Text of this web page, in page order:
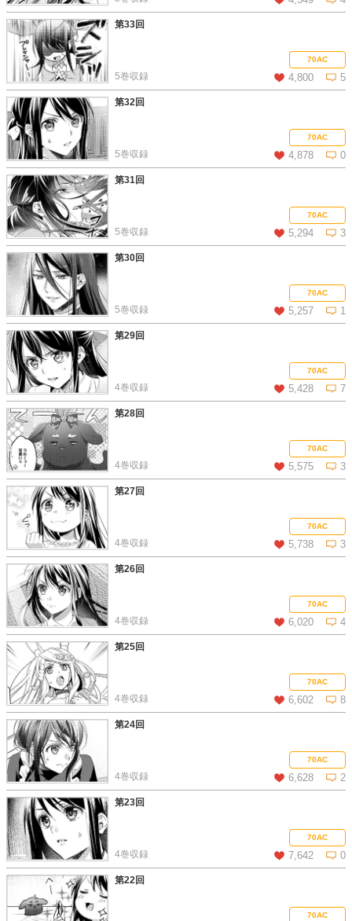
この話を読む コメントを見る
第33回
70AC
4,800 5
5巻収録
この話を読む コメントを見る
第32回
70AC
4,878 0
5巻収録
この話を読む コメントを見る
第31回
70AC
5,294 3
5巻収録
この話を読む コメントを見る
第30回
70AC
5,257 1
5巻収録
この話を読む コメントを見る
第29回
70AC
5,428 7
4巻収録
この話を読む コメントを見る
第28回
70AC
5,575 3
4巻収録
この話を読む コメントを見る
第27回
70AC
5,738 3
4巻収録
この話を読む コメントを見る
第26回
70AC
6,020 4
4巻収録
この話を読む コメントを見る
第25回
70AC
6,602 8
4巻収録
この話を読む コメントを見る
第24回
70AC
6,628 2
4巻収録
この話を読む コメントを見る
第23回
70AC
7,642 0
4巻収録
この話を読む コメントを見る
第22回
70AC